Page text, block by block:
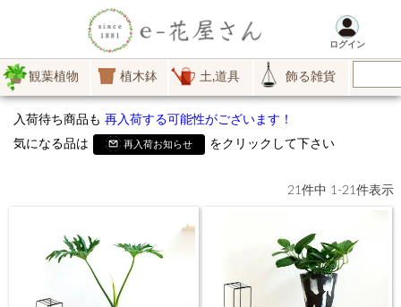
ログイン
観葉植物 植木鉢 土,道具 飾る雑貨
入荷待ち商品も 再入荷する可能性がございます！
気になる品は
再入荷お知らせ をクリックして下さい
21件中 1-21件表示